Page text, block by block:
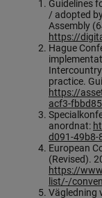
personer
ursprung,
samband
Special
Hague
Children and
Guidelines
/ adopted
https://
Hague
https://
acf3-
anordnat:
d091-
European
https://
list/-/
Vägledning